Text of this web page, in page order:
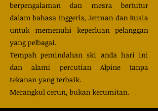
berpengalaman dan mesra bertutur
dalam bahasa Inggeris, Jerman dan Rusia
untuk memenuhi keperluan pelanggan
yang pelbagai.
Tempah pemindahan ski anda hari ini
dan alami percutian Alpine tanpa
tekanan yang terbaik.
Merangkul cerun, bukan kerumitan.